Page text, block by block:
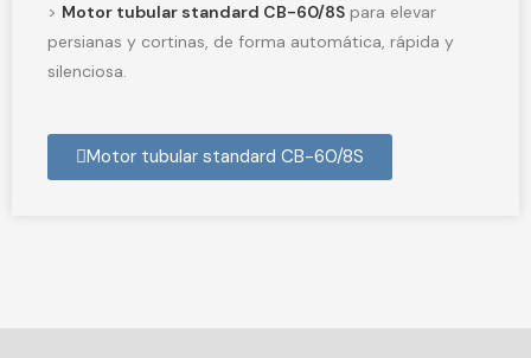
> Motor tubular standard CB-60/8S para elevar
persianas y cortinas, de forma automática, rápida y
silenciosa.
Motor tubular standard CB-60/8S